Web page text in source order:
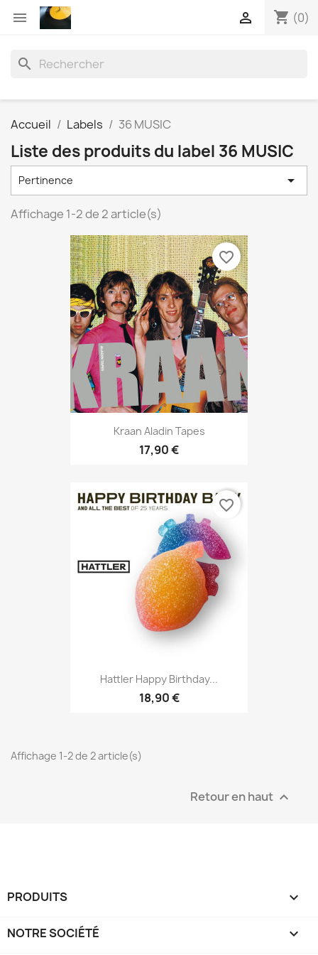
 shopping_cart (0)

search
Accueil Labels 36 MUSIC
Liste des produits du label 36 MUSIC
Pertinence 
Affichage 1-2 de 2 article(s)
Kraan Aladin Tapes
17,90 €
favorite_border
Hattler Happy Birthday...
18,90 €
favorite_border
Affichage 1-2 de 2 article(s)
Retour en haut 
PRODUITS 
NOTRE SOCIÉTÉ 